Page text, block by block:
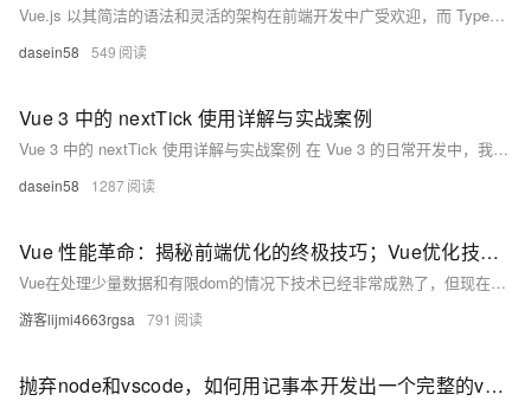
Vue.js 以其简洁的语法和灵活的架构在前端开发中广受欢迎，而 TypeScript 作为一种静态类型语言，为 JavaScript 提供了强大的类型系统和编译时检查。将 Vue.js 与 TypeScript 结合使用，不仅可以提升代码的可维护性和可扩展性，还能减少运行时错误，提高开发效率。本文将介绍如何在 Vue.js 项目中使用 TypeScript，并通过一些代码示例展示其强大功能。
dasein58 549
Vue 3 中的 nextTick 使用详解与实战案例
Vue 3 中的 nextTick 使用详解与实战案例 在 Vue 3 的日常开发中，我们经常需要在数据变化后等待 DOM 更新完成再执行某些操作。此时，nextTick 就成了一个不可或缺的工具。本文将介绍 nextTick 的基本用法，并通过三个实战案例，展示它在表单验证、弹窗动画、自动聚焦等场景中的实际应用。
dasein58 1287
Vue 性能革命：揭秘前端优化的终极技巧；Vue优化技巧，解决Vue项目卡顿问题
Vue在处理少量数据和有限dom的情况下技术已经非常成熟了，但现在随着AI时代的到来，海量数据场景会越来越多，Vue优化技巧也是必备技能。 博客不应该只有代码和解决方案，重点应该在于给出解决方案的同时分享思维模式，只有思维才能可持续地解决问题，只有思维才是真正值得学习和分享的核心要素。如果这篇博客能给您带来一点帮助，麻烦您点个赞支持一下，还可以收藏起来以备不时之需，有疑问和错误欢迎在评论区指出~
游客lijmi4663rgsa 791
抛弃node和vscode，如何用记事本开发出一个完整的vue前端项目